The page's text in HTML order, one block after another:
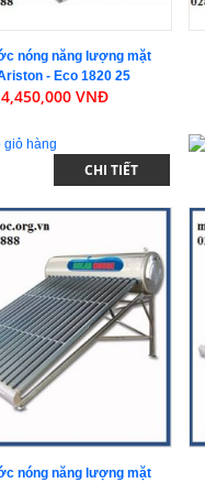
nóng năng lượng mặt
- Eco 1820 25
VNĐ
CHI TIẾT
nóng năng lượng mặt